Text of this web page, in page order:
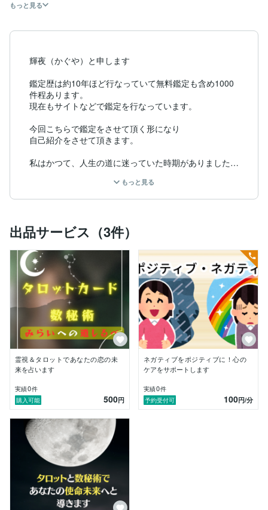
もっと見る
輝夜（かぐや）と申します
鑑定歴は約10年ほど行なっていて無料鑑定も含め1000
件程あります。
現在もサイトなどで鑑定を行なっています。
今回こちらで鑑定をさせて頂く形になり
自己紹介をさせて頂きます。
私はかつて、人生の道に迷っていた時期がありました。
そんな時、知人からタロットカードや数秘術などの占い
初めての占い師さんの鑑定で、私は驚くほど正確なアド
バイスを受けました。
それがきっかけで、自分自身にも幼い時より霊感的なも
のを感じていて
私にも占いの力があるのではないかと思い始めました。
私は勉強し、独自の占い方法を開発しました。
先日、他サイトにて占いの依頼を受けたある女性とのセ
ッションで、感謝される日常の出来事がありました。
彼女は大きな転機を迎え、未来に対する不安と希望を抱
私はタロットカードや数秘術を使い、彼女の過去や未来
を読み解きました。
彼女の返事には、喜びと安心が溢れていました。
私の言葉が彼女に力と希望を与えた瞬間でした。
このようなエネルギーを感じる日々が、私が占をお通し
て進む原動力となっています。
過去に波乱万丈な経験を経て、私は人々の心を癒すこと
ができる存在になりたいと願っています。
タロットや占いは確実な物ではありませんが、あなたの
人生において
もっと見る
出品サービス（3件）
霊視＆タロットであなたの恋の未
来を占います
実績0件
購入可能
500円
ネガティブをポジティブに！心の
ケアをサポートします
実績0件
予約受付可
100円/分